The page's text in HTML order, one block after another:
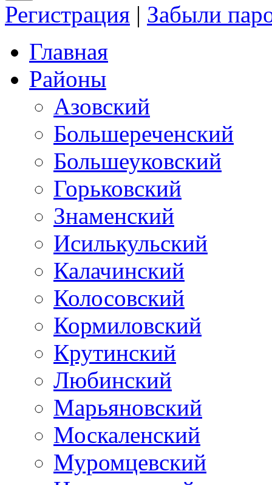
Регистрация | Забыли
Главная
Районы
Азовский
Большереченский
Большеуковский
Горьковский
Знаменский
Исилькульский
Калачинский
Колосовский
Кормиловский
Крутинский
Любинский
Марьяновский
Москаленский
Муромцевский